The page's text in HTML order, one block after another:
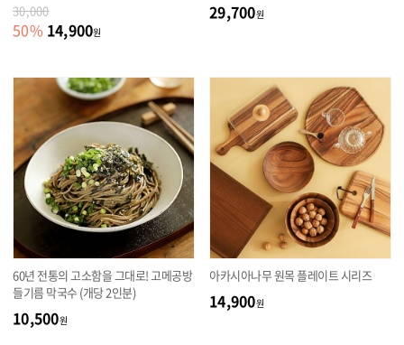
30,000
50% 14,900원
29,700원
60년 전통의 고소함을 그대로! 고메공방
들기름 막국수 (개당 2인분)
10,500원
아카시아나무 원목 플레이트 시리즈
14,900원